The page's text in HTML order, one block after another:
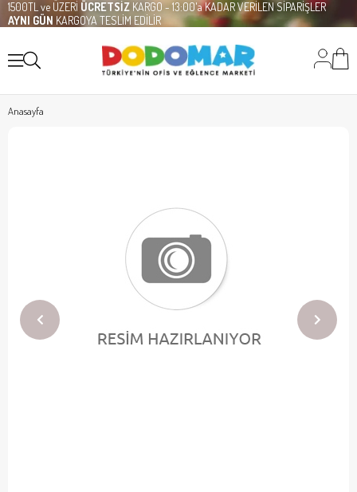
1500TL ve ÜZERİ ÜCRETSİZ KARGO - 13:00'a KADAR VERİLEN SİPARİŞLER
AYNI GÜN KARGOYA TESLİM EDİLİR
Anasayfa